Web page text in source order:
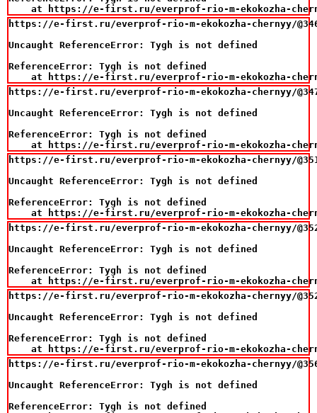
at https://e-first.ru/everprof-rio-m-ekokozha-
https://e-first.ru/everprof-rio-m-ekokozha-chernyy/
Uncaught ReferenceError: Tygh is not defined
ReferenceError: Tygh is not defined
at https://e-first.ru/everprof-rio-m-ekokozha-
https://e-first.ru/everprof-rio-m-ekokozha-chernyy/
Uncaught ReferenceError: Tygh is not defined
ReferenceError: Tygh is not defined
at https://e-first.ru/everprof-rio-m-ekokozha-
https://e-first.ru/everprof-rio-m-ekokozha-chernyy/
Uncaught ReferenceError: Tygh is not defined
ReferenceError: Tygh is not defined
at https://e-first.ru/everprof-rio-m-ekokozha-
https://e-first.ru/everprof-rio-m-ekokozha-chernyy/
Uncaught ReferenceError: Tygh is not defined
ReferenceError: Tygh is not defined
at https://e-first.ru/everprof-rio-m-ekokozha-
https://e-first.ru/everprof-rio-m-ekokozha-chernyy/
Uncaught ReferenceError: Tygh is not defined
ReferenceError: Tygh is not defined
at https://e-first.ru/everprof-rio-m-ekokozha-
https://e-first.ru/everprof-rio-m-ekokozha-chernyy/
Uncaught ReferenceError: Tygh is not defined
ReferenceError: Tygh is not defined